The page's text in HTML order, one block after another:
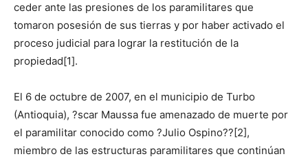
ceder ante las presiones de los paramilitares que
tomaron posesión de sus tierras y por haber activado el
proceso judicial para lograr la restitución de la
propiedad[1].
El 6 de octubre de 2007, en el municipio de Turbo
(Antioquia), ?scar Maussa fue amenazado de muerte por
el paramilitar conocido como ?Julio Ospino??[2],
miembro de las estructuras paramilitares que continúan